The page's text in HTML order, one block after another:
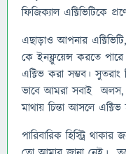
ফিজিক্যাল এক্টিভিটিকে
এছাড়াও আপনার
কে ইনফ্লুয়েন্স করতে
এক্টিভ করা সম্ভব।
ভাবে আমরা সবাই
মাথায় চিন্তা আসলে
পারিবারিক হিস্ট্রি থাকার